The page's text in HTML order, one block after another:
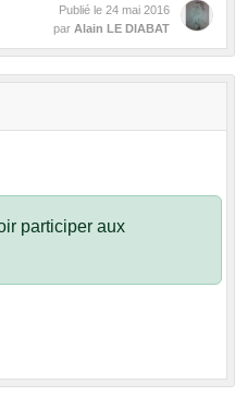
Publié le 24 mai 2016
par Alain LE DIABAT
participer aux